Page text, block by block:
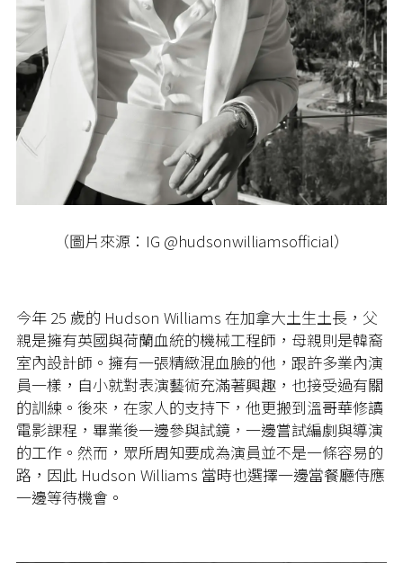
（圖片來源：IG @hudsonwilliamsofficial）
今年 25 歲的 Hudson Williams 在加拿大土生土長，父
親是擁有英國與荷蘭血統的機械工程師，母親則是韓裔
室內設計師。擁有一張精緻混血臉的他，跟許多業內演
員一樣，自小就對表演藝術充滿著興趣，也接受過有關
的訓練。後來，在家人的支持下，他更搬到溫哥華修讀
電影課程，畢業後一邊參與試鏡，一邊嘗試編劇與導演
的工作。然而，眾所周知要成為演員並不是一條容易的
路，因此 Hudson Williams 當時也選擇一邊當餐廳侍應
一邊等待機會。